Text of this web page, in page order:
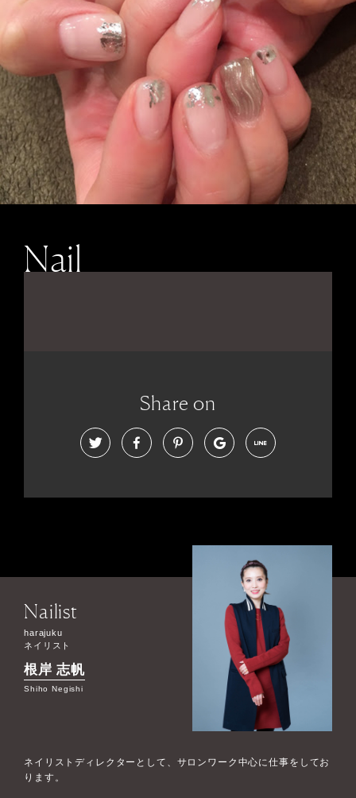
Nail
Share on
Nailist
harajuku
ネイリスト
根岸 志帆
Shiho Negishi
ネイリストディレクターとして、サロンワーク中心に仕事をしてお
ります。